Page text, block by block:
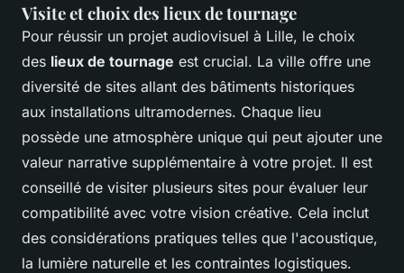
Visite et choix des lieux de tournage
Pour réussir un projet audiovisuel à Lille, le choix
des lieux de tournage est crucial. La ville offre une
diversité de sites allant des bâtiments historiques
aux installations ultramodernes. Chaque lieu
possède une atmosphère unique qui peut ajouter une
valeur narrative supplémentaire à votre projet. Il est
conseillé de visiter plusieurs sites pour évaluer leur
compatibilité avec votre vision créative. Cela inclut
des considérations pratiques telles que l'acoustique,
la lumière naturelle et les contraintes logistiques.